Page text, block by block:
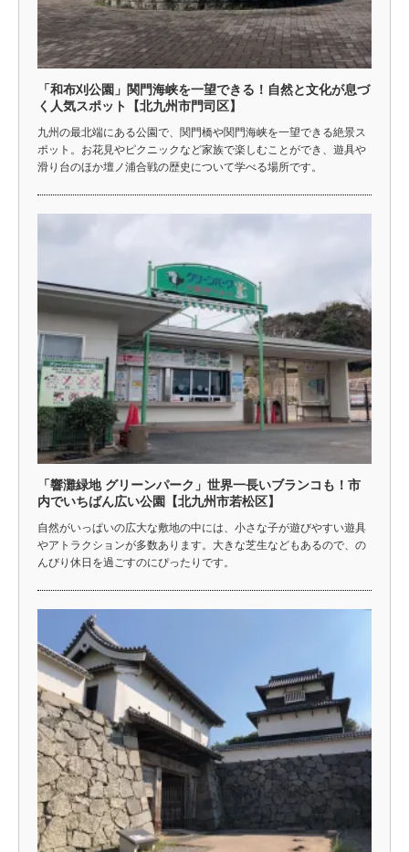
「和布刈公園」関門海峡を一望できる！自然と文化が息づ
く人気スポット【北九州市門司区】
九州の最北端にある公園で、関門橋や関門海峡を一望できる絶景ス
ポット。お花見やピクニックなど家族で楽しむことができ、遊具や
滑り台のほか壇ノ浦合戦の歴史について学べる場所です。
「響灘緑地 グリーンパーク」世界一長いブランコも！市
内でいちばん広い公園【北九州市若松区】
自然がいっぱいの広大な敷地の中には、小さな子が遊びやすい遊具
やアトラクションが多数あります。大きな芝生などもあるので、の
んびり休日を過ごすのにぴったりです。